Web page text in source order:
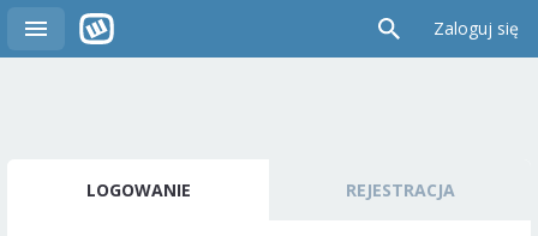
Zaloguj się
LOGOWANIE REJESTRACJA